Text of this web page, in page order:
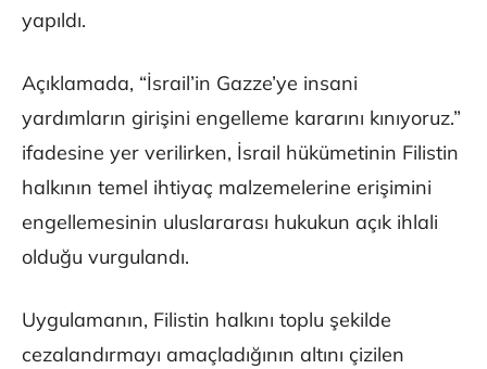
yapıldı.
Açıklamada, “İsrail’in Gazze’ye insani
yardımların girişini engelleme kararını kınıyoruz.”
ifadesine yer verilirken, İsrail hükümetinin Filistin
halkının temel ihtiyaç malzemelerine erişimini
engellemesinin uluslararası hukukun açık ihlali
olduğu vurgulandı.
Uygulamanın, Filistin halkını toplu şekilde
cezalandırmayı amaçladığının altını çizilen